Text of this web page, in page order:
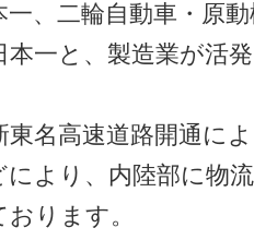
一、二輪自動車・原
一と、製造業が活
東名高速道路開通に
より、内陸部に物
ります。